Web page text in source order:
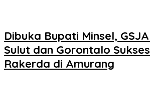
Dibuka Bupati Minsel,
Sulut dan Gorontalo
Rakerda di Amurang